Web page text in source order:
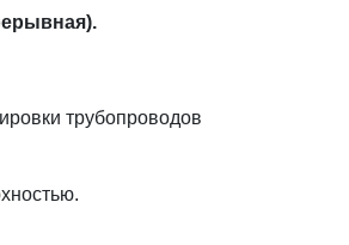
трубопроводов